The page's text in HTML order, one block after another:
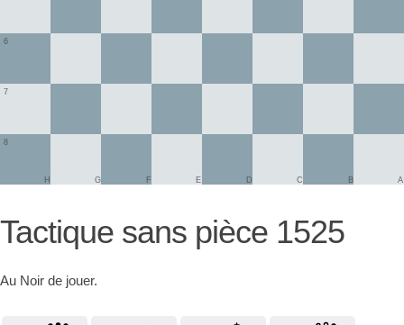
6
7
8
A
B
C
D
E
F
G
H
Tactique sans pièce 1525
Au Noir de jouer.